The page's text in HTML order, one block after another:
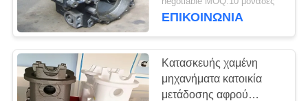
επίδομα κατεργασίας
ΕΠΙΚΟΙΝΩΝΊΑ
Κατασκευής χαμένη
μηχανήματα κατοικία
μετάδοσης αφρού